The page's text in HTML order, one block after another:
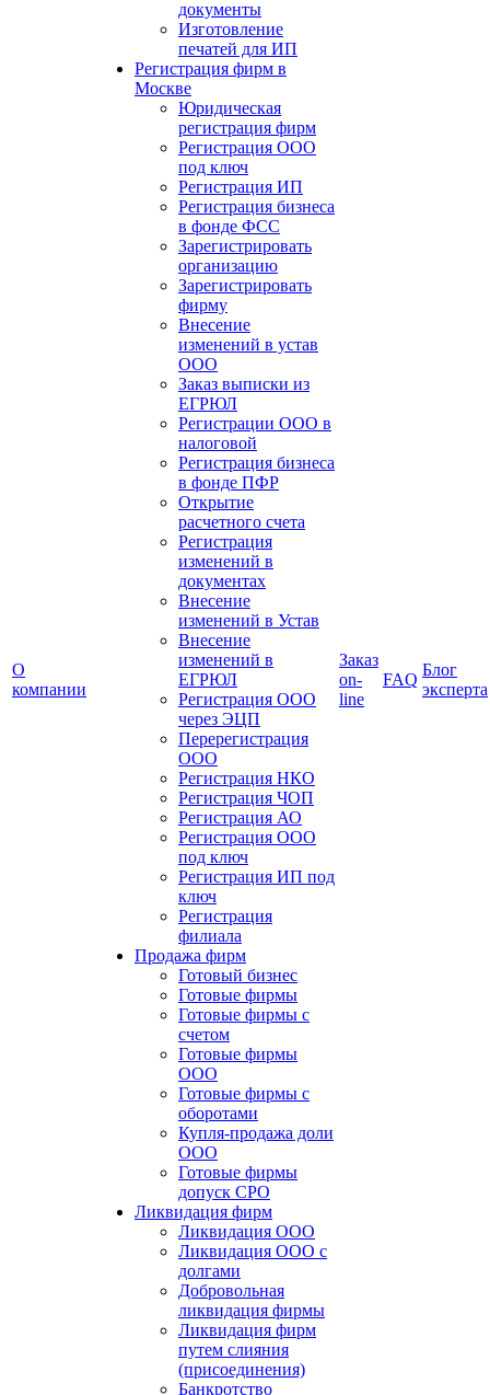
О
компании
документы
Изготовление
печатей для ИП
Регистрация фирм в
Москве
Юридическая
регистрация фирм
Регистрация ООО
под ключ
Регистрация ИП
Регистрация бизнеса
в фонде ФСС
Зарегистрировать
организацию
Зарегистрировать
фирму
Внесение
изменений в устав
ООО
Заказ выписки из
ЕГРЮЛ
Регистрации ООО в
налоговой
Регистрация бизнеса
в фонде ПФР
Открытие
расчетного счета
Регистрация
изменений в
документах
Внесение
изменений в Устав
Внесение
изменений в
ЕГРЮЛ
Регистрация ООО
через ЭЦП
Перерегистрация
ООО
Регистрация НКО
Регистрация ЧОП
Регистрация АО
Регистрация ООО
под ключ
Регистрация ИП под
ключ
Регистрация
филиала
Продажа фирм
Готовый бизнес
Готовые фирмы
Готовые фирмы с
счетом
Готовые фирмы
OOO
Готовые фирмы с
оборотами
Купля-продажа доли
ООО
Готовые фирмы
допуск СРО
Ликвидация фирм
Ликвидация ООО
Ликвидация ООО с
долгами
Добровольная
ликвидация фирмы
Ликвидация фирм
путем слияния
(присоединения)
Банкротство
Заказ
on-
line
FAQ
Блог
эксперта